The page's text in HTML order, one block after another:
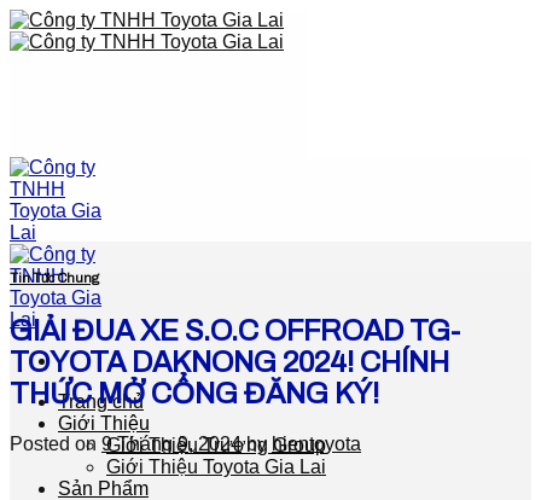
Skip
to
Trang chủ
Giới Thiệu
Giới Thiệu Trương Group
Giới Thiệu Toyota Gia Lai
Sản Phẩm
Tin Tức Chung
GIẢI ĐUA XE S.O.C OFFROAD TG-
TOYOTA DAKNONG 2024! CHÍNH
THỨC MỞ CỔNG ĐĂNG KÝ!
Posted on 9 Tháng 9, 2024by hientoyota